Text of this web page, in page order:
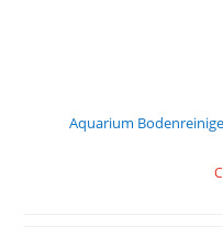
Aquarium